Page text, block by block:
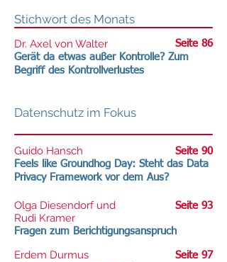
Stichwort des Monats
Dr. Axel von Walter
Seite 86
Gerät da etwas außer Kontrolle? Zum
Begriff des Kontrollverlustes
Datenschutz im Fokus
Guido Hansch
Feels like Groundhog Day: Steht das Data
Privacy Framework vor dem Aus?
Seite 90
Olga Diesendorf und
Rudi Kramer
Seite 93
Fragen zum Berichtigungsanspruch
Seite 97
Erdem Durmus